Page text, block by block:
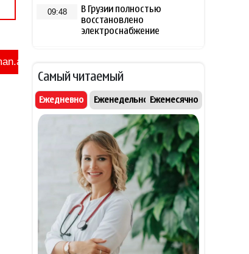
09:48
В Грузии полностью
восстановлено
электроснабжение
распространителям
"сливов" о нехватке
боеприпасов в США
ЦРУ намерено усилить
давление на власти Кубы
Такер Карлсон обвинил
руководство США во лжи о
военной операции против
Ирана
09:28
Лига чемпионов УЕФА:
"Сабах" на выезде уступил
"Орхусу"
- ВИДЕО
Самый читаемый
Ежедневно Еженедельно Ежемесячно